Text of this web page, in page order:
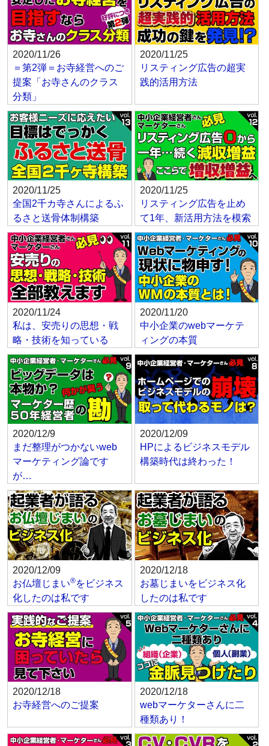
2020/11/26
＝第2弾＝お寺経営へのご
提案「お寺さんのクラス
分類」
2020/11/25
リスティング広告の超実
践的活用方法
2020/11/25
全国2千カ寺さんによるふ
るさと送骨体制構築
2020/11/25
リスティング広告を止め
て1年、新活用方法を模索
2020/11/24
私は、安売りの思想・戦
略・技術を知っている
2020/11/20
中小企業のwebマーケテ
ィングの本質
2020/12/9
まだ整理がつかないweb
マーケティング論です
が…
2020/12/09
HPによるビジネスモデル
構築時代は終わった！
2020/12/09
お仏壇じまい®をビジネス
化したのは私です
2020/12/18
お墓じまいをビジネス化
したのは私です
2020/12/18
お寺経営へのご提案
2020/12/18
webマーケターさんに二
種類あり！